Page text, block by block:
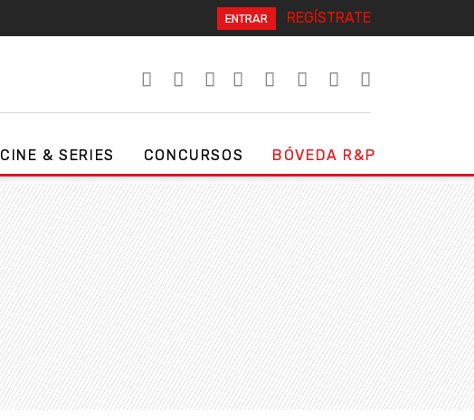
ENTRAR REGÍSTRATE
CINE & SERIES CONCURSOS BÓVEDA R&P